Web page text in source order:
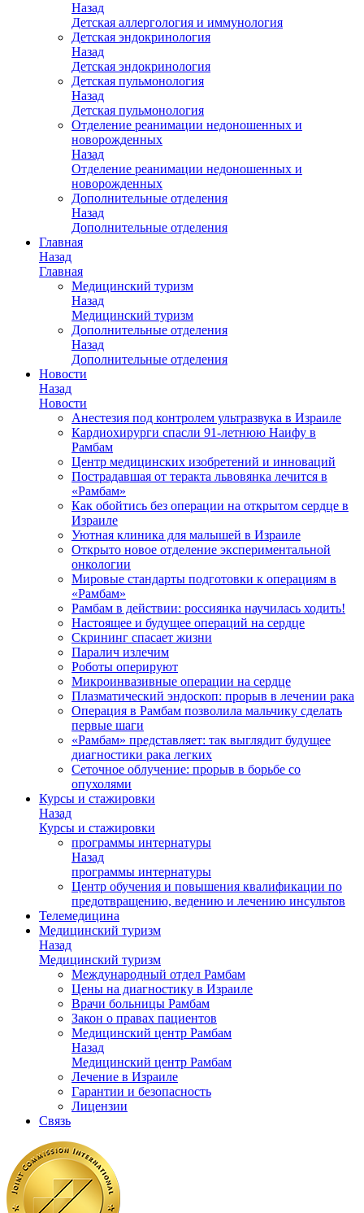
Назад
Детская аллергология и иммунология
Детская эндокринология
Назад
Детская эндокринология
Детская пульмонология
Назад
Детская пульмонология
Отделение реанимации недоношенных и
новорожденных
Назад
Отделение реанимации недоношенных и
новорожденных
Дополнительные отделения
Назад
Дополнительные отделения
Главная
Назад
Главная
Медицинский туризм
Назад
Медицинский туризм
Дополнительные отделения
Назад
Дополнительные отделения
Новости
Назад
Новости
Анестезия под контролем ультразвука в Израиле
Кардиохирурги спасли 91-летнюю Наифу в
Рамбам
Центр медицинских изобретений и инноваций
Пострадавшая от теракта львовянка лечится в
«Рамбам»
Как обойтись без операции на открытом сердце в
Израиле
Уютная клиника для малышей в Израиле
Открыто новое отделение экспериментальной
онкологии
Мировые стандарты подготовки к операциям в
«Рамбам»
Рамбам в действии: россиянка научилась ходить!
Настоящее и будущее операций на сердце
Скрининг спасает жизни
Паралич излечим
Роботы оперируют
Микроинвазивные операции на сердце
Плазматический эндоскоп: прорыв в лечении рака
Операция в Рамбам позволила мальчику сделать
первые шаги
«Рамбам» представляет: так выглядит будущее
диагностики рака легких
Сеточное облучение: прорыв в борьбе со
опухолями
Курсы и стажировки
Назад
Курсы и стажировки
программы интернатуры
Назад
программы интернатуры
Центр обучения и повышения квалификации по
предотвращению, ведению и лечению инсультов
Телемедицина
Медицинский туризм
Назад
Медицинский туризм
Международный отдел Рамбам
Цены на диагностику в Израиле
Врачи больницы Рамбам
Закон о правах пациентов
Медицинский центр Рамбам
Назад
Медицинский центр Рамбам
Лечение в Израиле
Гарантии и безопасность
Лицензии
Связь